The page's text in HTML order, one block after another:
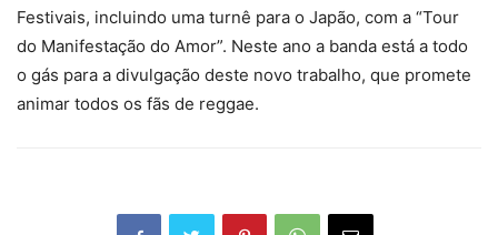
Festivais, incluindo uma turnê para o Japão, com a “Tour
do Manifestação do Amor”. Neste ano a banda está a todo
o gás para a divulgação deste novo trabalho, que promete
animar todos os fãs de reggae.